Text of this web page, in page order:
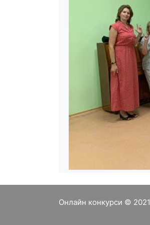
Онлайн конкурси © 2021